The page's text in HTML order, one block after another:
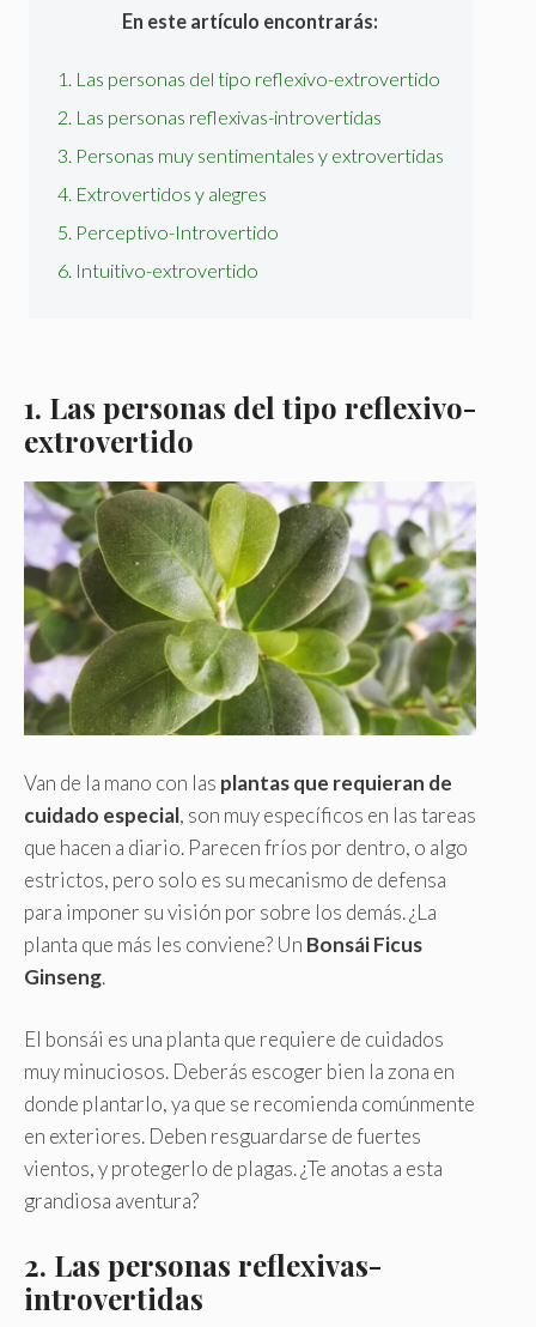
En este artículo encontrarás:
1. Las personas del tipo reflexivo-extrovertido
2. Las personas reflexivas-introvertidas
3. Personas muy sentimentales y extrovertidas
4. Extrovertidos y alegres
5. Perceptivo-Introvertido
6. Intuitivo-extrovertido
1. Las personas del tipo reflexivo-
extrovertido
Van de la mano con las plantas que requieran de
cuidado especial, son muy específicos en las tareas
que hacen a diario. Parecen fríos por dentro, o algo
estrictos, pero solo es su mecanismo de defensa
para imponer su visión por sobre los demás. ¿La
planta que más les conviene? Un Bonsái Ficus
Ginseng.
El bonsái es una planta que requiere de cuidados
muy minuciosos. Deberás escoger bien la zona en
donde plantarlo, ya que se recomienda comúnmente
en exteriores. Deben resguardarse de fuertes
vientos, y protegerlo de plagas. ¿Te anotas a esta
grandiosa aventura?
2. Las personas reflexivas-
introvertidas